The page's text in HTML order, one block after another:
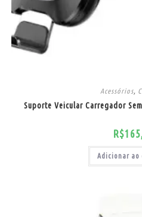
Acessórios,
Suporte Veicular Carregador
R$
Adicionar ao